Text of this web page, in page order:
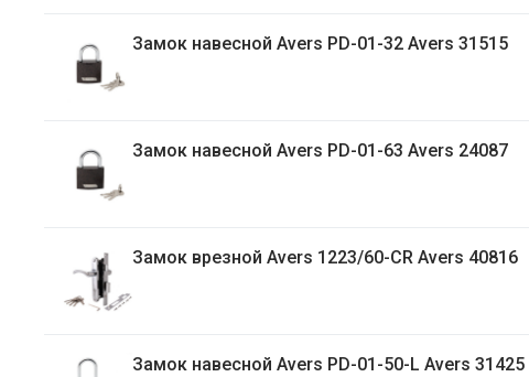
Замок навесной Avers PD-01-32 Avers 31515
Замок навесной Avers PD-01-63 Avers 24087
Замок врезной Avers 1223/60-CR Avers 40816
Замок навесной Avers PD-01-50-L Avers 31425